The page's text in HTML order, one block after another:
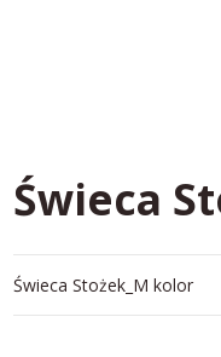
Świeca
Świeca Stożek_M kolor